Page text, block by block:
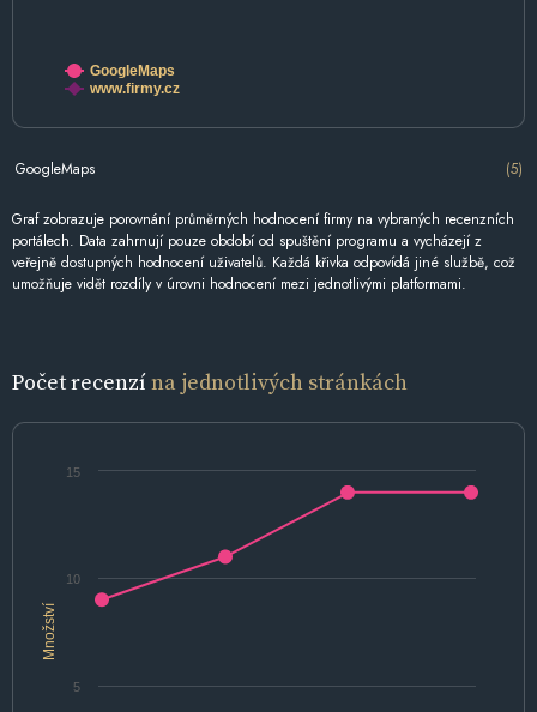
GoogleMaps
www.firmy.cz
GoogleMaps (5)
Graf zobrazuje porovnání průměrných hodnocení firmy na vybraných recenzních
portálech. Data zahrnují pouze období od spuštění programu a vycházejí z
veřejně dostupných hodnocení uživatelů. Každá křivka odpovídá jiné službě, což
umožňuje vidět rozdíly v úrovni hodnocení mezi jednotlivými platformami.
Počet recenzína jednotlivých stránkách
Množství
10
5
15